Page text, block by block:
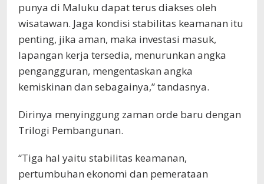
punya di Maluku dapat terus diakses oleh
wisatawan. Jaga kondisi stabilitas keamanan itu
penting, jika aman, maka investasi masuk,
lapangan kerja tersedia, menurunkan angka
pengangguran, mengentaskan angka
kemiskinan dan sebagainya,” tandasnya.
Dirinya menyinggung zaman orde baru dengan
Trilogi Pembangunan.
“Tiga hal yaitu stabilitas keamanan,
pertumbuhan ekonomi dan pemerataan